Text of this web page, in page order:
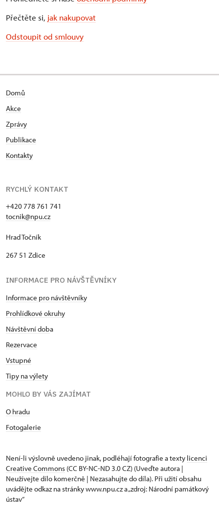
Přečtěte si, jak nakupovat
Odstoupit od smlouvy
Domů
Akce
Zprávy
Publikace
Kontakty
RYCHLÝ KONTAKT
+420 778 761 741
tocnik@npu.cz
Hrad Točník
267 51 Zdice
INFORMACE PRO NÁVŠTĚVNÍKY
Informace pro návštěvníky
Prohlídkové okruhy
Návštěvní doba
Rezervace
Vstupné
Tipy na výlety
MOHLO BY VÁS ZAJÍMAT
O hradu
Fotogalerie
Není-li výslovně uvedeno jinak, podléhají fotografie a texty licenci
Creative Commons (CC BY-NC-ND 3.0 CZ) (Uveďte autora |
Neužívejte dílo komerčně | Nezasahujte do díla). Při užití obsahu
uvádějte odkaz na stránky www.npu.cz a „zdroj: Národní památkový
ústav“